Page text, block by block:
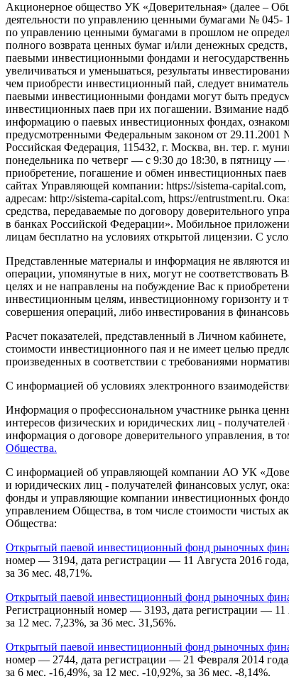
Акционерное общество УК «Доверительная» (далее –
деятельности по управлению ценными бумагами № 045-
по управлению ценными бумагами в прошлом не
полного возврата ценных бумаг и/или денежных
паевыми инвестиционными фондами и
увеличиваться и уменьшаться, результаты
чем приобрести инвестиционный пай, следует
паевыми инвестиционными фондами могут быть
инвестиционных паев при их погашении. Взимание
информацию о паевых инвестиционных фондах,
предусмотренными Федеральным законом от
Российская Федерация, 115432, г. Москва, вн. тер. г.
понедельника по четверг — c 9:30 до 18:30, в пятницу
приобретение, погашение и обмен инвестиционных
сайтах Управляющей компании: https://sistema-
адресам: http://sistema-capital.com, https://entrustment.ru.
средства, передаваемые по договору доверительного
в банках Российской Федерации». Мобильное
лицам бесплатно на условиях открытой лицензии. С
Представленные материалы и информация не являются
операции, упомянутые в них, могут не
целях и не направлены на побуждение Вас к
инвестиционным целям, инвестиционному горизонту и
совершения операций, либо инвестирования в
Расчет показателей, представленный в Личном
стоимости инвестиционного пая и не имеет целью
произведенных в соответствии с требованиями
С информацией об условиях электронного
Информация о профессиональном участнике рынка
интересов физических и юридических лиц -
информация о договоре доверительного управления, в
Общества.
С информацией об управляющей компании АО УК
и юридических лиц - получателей финансовых услуг,
фонды и управляющие компании инвестиционных
управлением Общества, в том числе стоимости чистых
Общества:
Открытый паевой инвестиционный фонд рыночных
номер — 3194, дата регистрации — 11 Августа 2016
за 36 мес. 48,71%.
Открытый паевой инвестиционный фонд рыночных
Регистрационный номер — 3193, дата регистрации — 11
за 12 мес. 7,23%, за 36 мес. 31,56%.
Открытый паевой инвестиционный фонд рыночных
номер — 2744, дата регистрации — 21 Февраля 2014
за 6 мес. -16,49%, за 12 мес. -10,92%, за 36 мес. -8,14%.